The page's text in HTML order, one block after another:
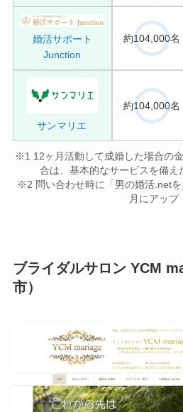
婚活サポート
Junction
約104,000名
サンマリエ
約104,000名
※1 12ヶ月活動して成婚した場合の
合は、基本的なサービスを備え
※2 問い合わせ時に「男の婚活.net
月にアップ
ブライダルサロン YCM
市）